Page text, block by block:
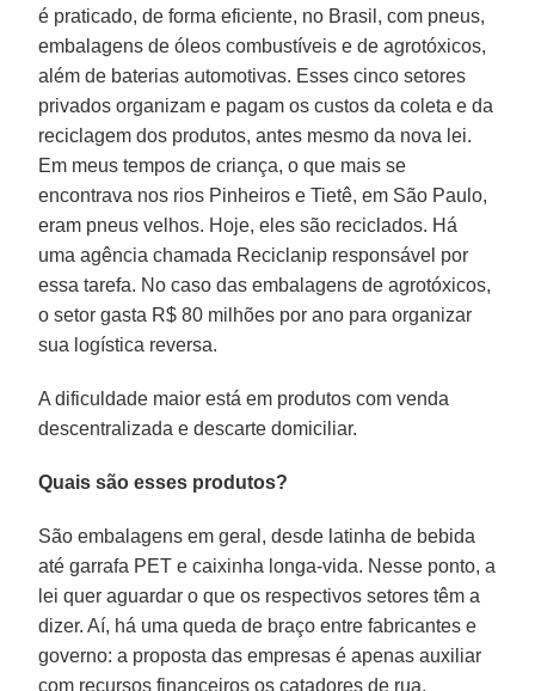
é praticado, de forma eficiente, no Brasil, com pneus,
embalagens de óleos combustíveis e de agrotóxicos,
além de baterias automotivas. Esses cinco setores
privados organizam e pagam os custos da coleta e da
reciclagem dos produtos, antes mesmo da nova lei.
Em meus tempos de criança, o que mais se
encontrava nos rios Pinheiros e Tietê, em São Paulo,
eram pneus velhos. Hoje, eles são reciclados. Há
uma agência chamada Reciclanip responsável por
essa tarefa. No caso das embalagens de agrotóxicos,
o setor gasta R$ 80 milhões por ano para organizar
sua logística reversa.
A dificuldade maior está em produtos com venda
descentralizada e descarte domiciliar.
Quais são esses produtos?
São embalagens em geral, desde latinha de bebida
até garrafa PET e caixinha longa-vida. Nesse ponto, a
lei quer aguardar o que os respectivos setores têm a
dizer. Aí, há uma queda de braço entre fabricantes e
governo: a proposta das empresas é apenas auxiliar
com recursos financeiros os catadores de rua,